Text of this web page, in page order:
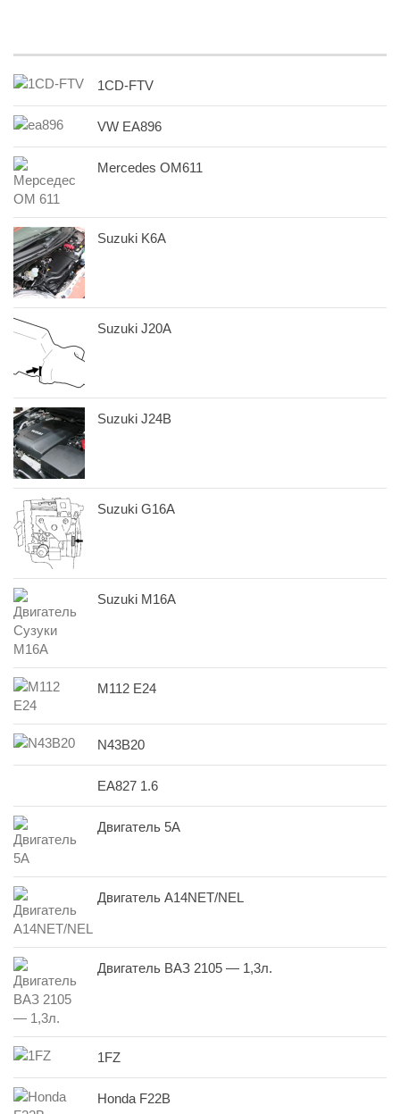
1CD-FTV
VW EA896
Mercedes OM611
Suzuki K6A
Suzuki J20A
Suzuki J24B
Suzuki G16A
Suzuki M16A
M112 E24
N43B20
EA827 1.6
Двигатель 5A
Двигатель A14NET/NEL
Двигатель ВАЗ 2105 — 1,3л.
1FZ
Honda F22B